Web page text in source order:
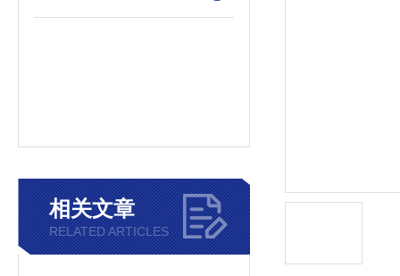
相关文章
RELATED ARTICLES